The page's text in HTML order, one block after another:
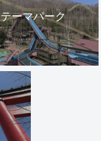
テーマパーク